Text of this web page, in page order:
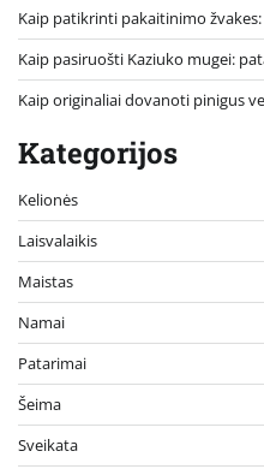
Kaip patikrinti pakaitinimo
Kaip pasiruošti Kaziuko mugei:
Kaip originaliai dovanoti pinigus
Kategorijos
Kelionės
Laisvalaikis
Maistas
Namai
Patarimai
Šeima
Sveikata